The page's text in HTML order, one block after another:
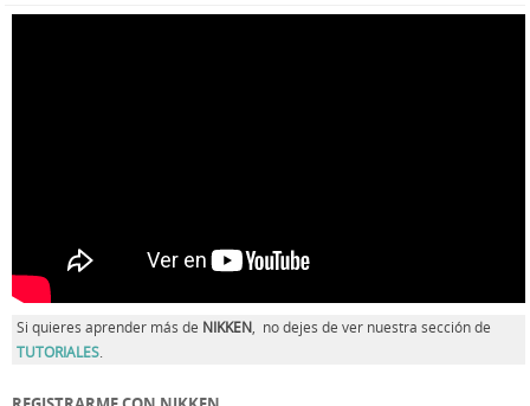
Si quieres aprender más de NIKKEN, no dejes de ver nuestra sección de
TUTORIALES.